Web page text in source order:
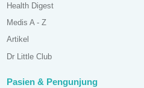
Health Digest
Medis A - Z
Artikel
Dr Little Club
Pasien & Pengunjung